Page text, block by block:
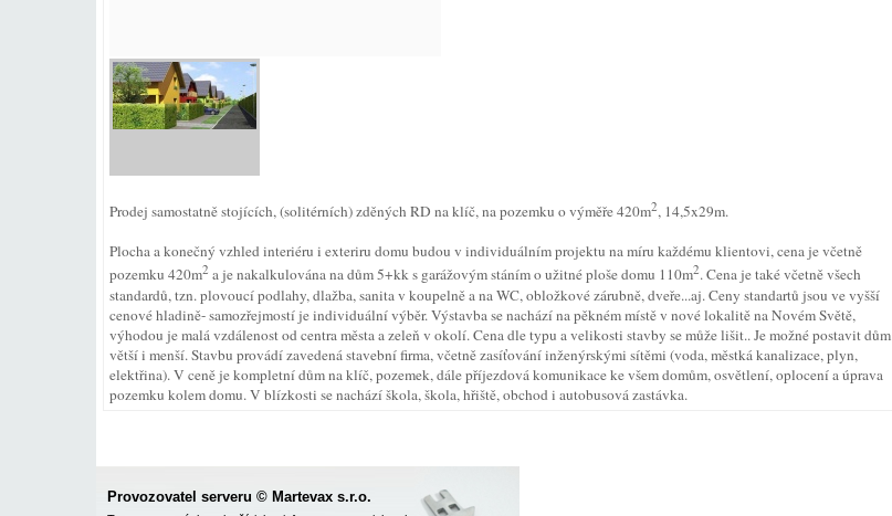
Prodej samostatně stojících, (solitérních) zděných RD na klíč, na pozemku o výměře 420m2, 14,5x29m.
Plocha a konečný vzhled interiéru i exteriru domu budou v individuálním projektu na míru každému klientovi, cena je včetně
pozemku 420m2 a je nakalkulována na dům 5+kk s garážovým stáním o užitné ploše domu 110m2. Cena je také včetně všech
standardů, tzn. plovoucí podlahy, dlažba, sanita v koupelně a na WC, obložkové zárubně, dveře...aj. Ceny standartů jsou ve vyšší
cenové hladině- samozřejmostí je individuální výběr. Výstavba se nachází na pěkném místě v nové lokalitě na Novém Světě,
výhodou je malá vzdálenost od centra města a zeleň v okolí. Cena dle typu a velikosti stavby se může lišit.. Je možné postavit dům
větší i menší. Stavbu provádí zavedená stavební firma, včetně zasíťování inženýrskými sítěmi (voda, městká kanalizace, plyn,
elektřina). V ceně je kompletní dům na klíč, pozemek, dále příjezdová komunikace ke všem domům, osvětlení, oplocení a úprava
pozemku kolem domu. V blízkosti se nachází škola, škola, hřiště, obchod i autobusová zastávka.
Provozovatel serveru © Martevax s.r.o.